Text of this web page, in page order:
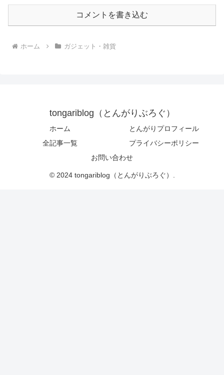
コメントを書き込む
ホーム ガジェット・雑貨
tongariblog（とんがりぶろぐ）
ホーム
とんがりプロフィール
全記事一覧
プライバシーポリシー
お問い合わせ
© 2024 tongariblog（とんがりぶろぐ）.